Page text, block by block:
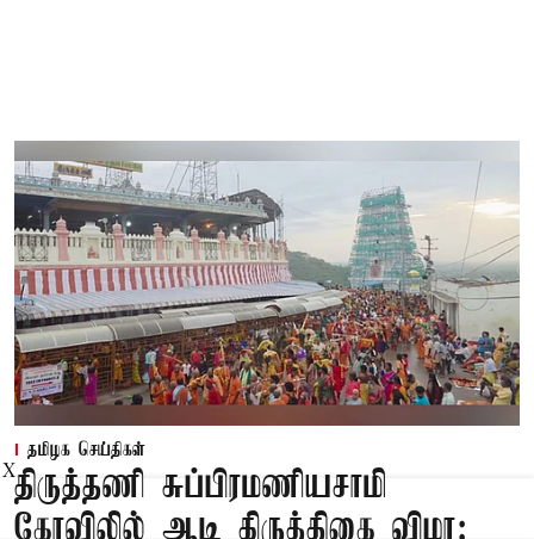
தமிழக செய்திகள்
திருத்தணி சுப்பிரமணியசாமி
கோவிலில் ஆடி கிருத்திகை விழா:
X